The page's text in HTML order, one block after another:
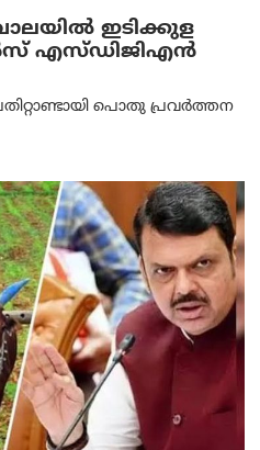
ഇടിക്കുള
എസ്ഡിജിഎൻ
പൊതു പ്രവർത്തന